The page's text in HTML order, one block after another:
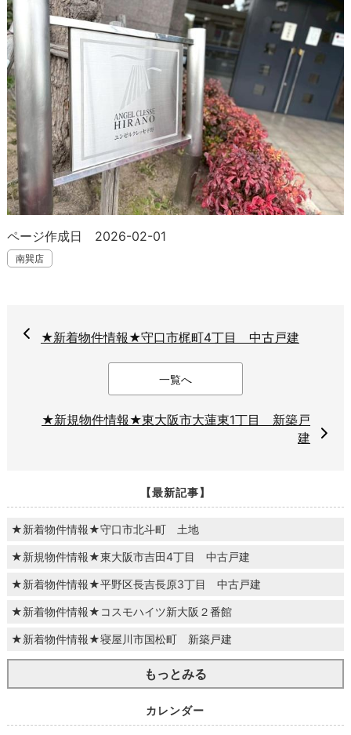
ページ作成日 2026-02-01
南巽店
★新着物件情報★守口市梶町4丁目 中古戸建
一覧へ
★新規物件情報★東大阪市大蓮東1丁目 新築戸
建
【最新記事】
★新着物件情報★守口市北斗町 土地
★新規物件情報★東大阪市吉田4丁目 中古戸建
★新着物件情報★平野区長吉長原3丁目 中古戸建
★新着物件情報★コスモハイツ新大阪２番館
★新着物件情報★寝屋川市国松町 新築戸建
もっとみる
カレンダー